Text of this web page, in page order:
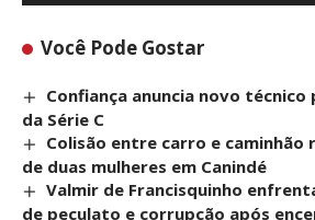
Você Pode Gostar
Confiança anuncia novo técnico
da Série C
Colisão entre carro e caminhão
de duas mulheres em Canindé
Valmir de Francisquinho
de peculato e corrupção após